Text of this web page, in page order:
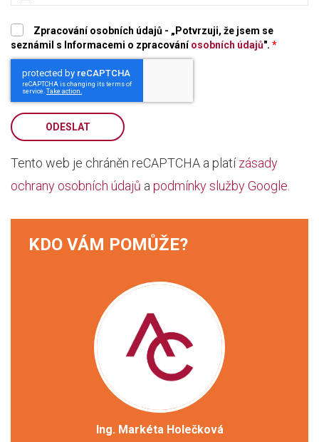
Zpracování osobních údajů - „Potvrzuji, že jsem se
seznámil s Informacemi o zpracováníosobních údajů". *
ODESLAT
Tento web je chráněn reCAPTCHA a platízásady
ochrany osobních údajů a podmínky služby Google
KDO VÁM POMŮŽE?
Ing. Markéta Holečková